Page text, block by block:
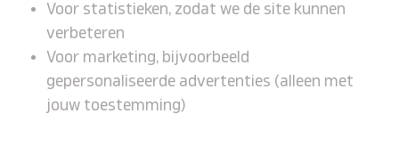
Voor statistieken, zodat we de site kunnen
verbeteren
Voor marketing, bijvoorbeeld
gepersonaliseerde advertenties (alleen met
jouw toestemming)